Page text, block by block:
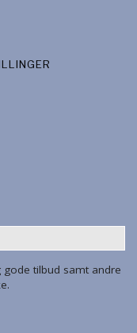
tilbud samt andre